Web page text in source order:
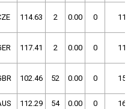
114.63 2 0.00 0
117.41 2 0.00 0
102.46 52 0.00 0
112.29 54 0.00 0